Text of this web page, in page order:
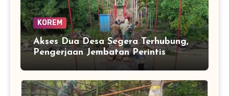
KOREM
Akses Dua Desa Segera Terhubung,
Pengerjaan Jembatan Perintis
Garuda Masuki Tahap Akhir